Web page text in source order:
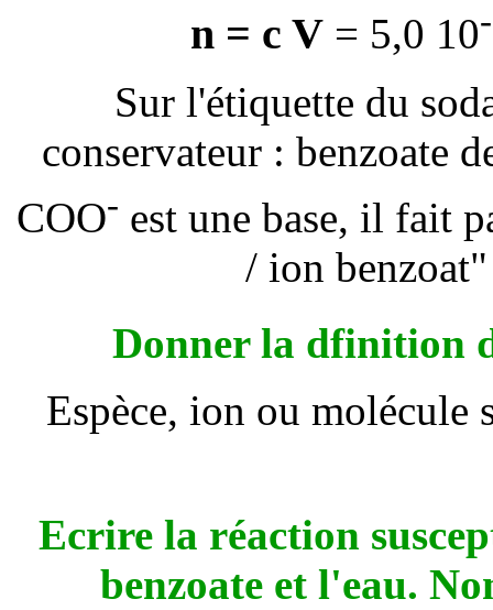
n = c V = 5,0 10
Sur l'étiquette du
conservateur : benzoate
COO- est une base, il fait
/ ion
Donner la dfinition
Espèce, ion ou molécule
Ecrire la réaction
benzoate et l'eau.